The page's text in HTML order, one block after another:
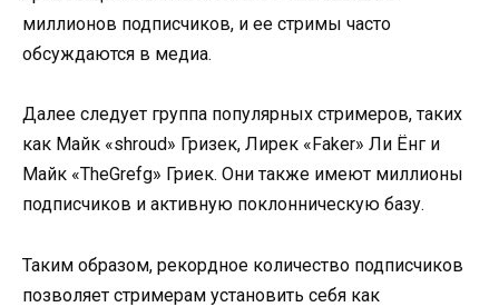
миллионов подписчиков, и ее стримы часто
обсуждаются в медиа.
Далее следует группа популярных стримеров, таких
как Майк «shroud» Гризек, Лирек «Faker» Ли Ёнг и
Майк «TheGrefg» Гриек. Они также имеют миллионы
подписчиков и активную поклонническую базу.
Таким образом, рекордное количество подписчиков
позволяет стримерам установить себя как